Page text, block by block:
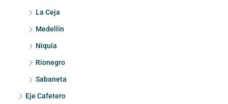
La Ceja
Medellín
Niquía
Rionegro
Sabaneta
Eje Cafetero